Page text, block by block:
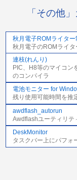
「その他
秋月電子ROMライタ
秋月電子のROMライ
連枝(れんり)
PIC、H8等のマイコン
のコンパイラ
電池モニター for
残り使用可能時間を推
awdflash_autorun
Awdflashユーティリテ
DeskMonitor
タスクバー上にパフォ